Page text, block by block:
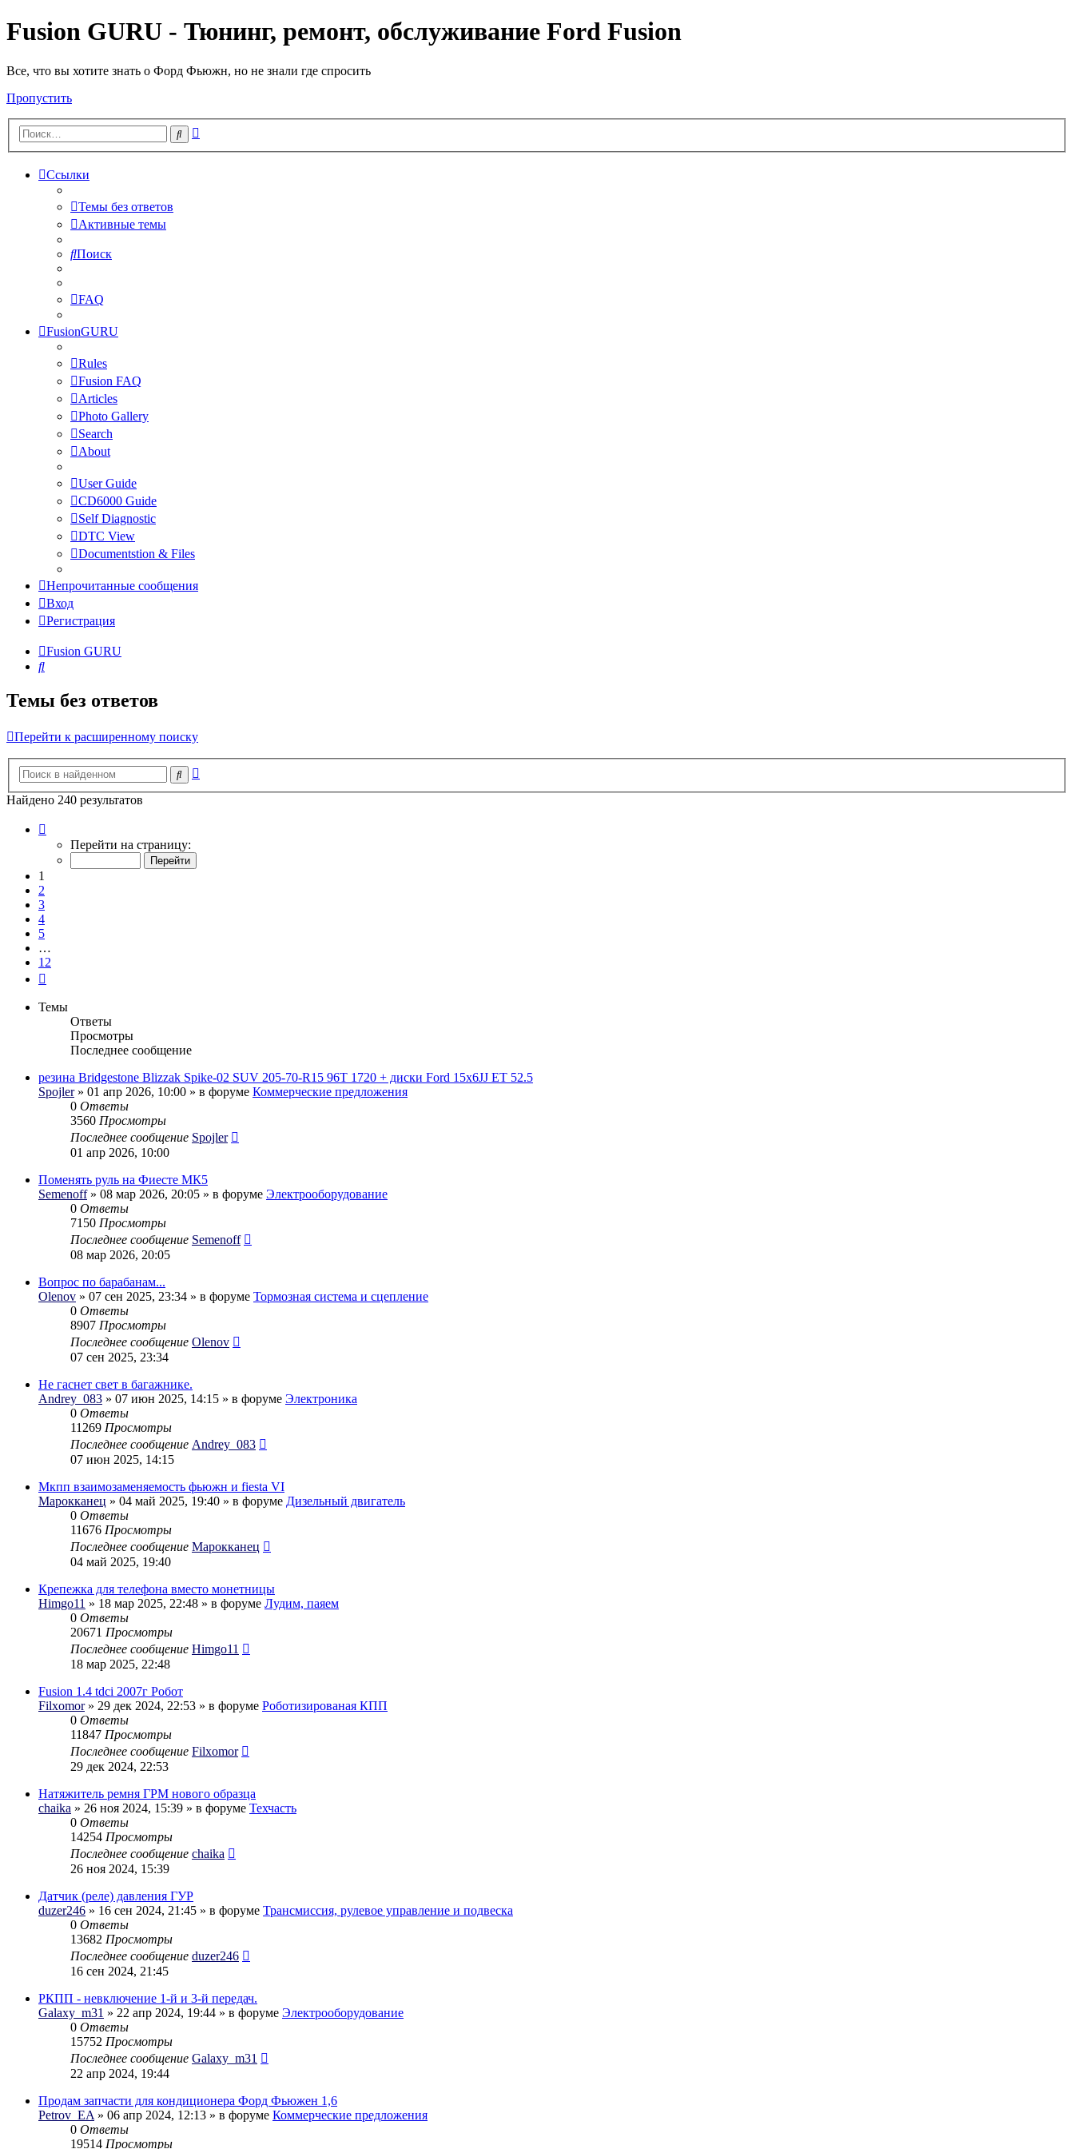
Fusion GURU - Тюнинг, ремонт, обслуживание Ford Fusion
Все, что вы хотите знать о Форд Фьюжн, но не знали где спросить
Пропустить
Поиск
Ссылки
Темы без ответов
Активные темы
Поиск
FAQ
FusionGURU
Rules
Fusion FAQ
Articles
Photo Gallery
Search
About
User Guide
CD6000 Guide
Self Diagnostic
DTC View
Documentstion & Files
Непрочитанные сообщения
Вход
Регистрация
Fusion GURU
Поиск
Темы без ответов
Перейти к расширенному поиску
Поиск
Найдено 240 результатов
Перейти на страницу:
1
2
3
4
5
…
12
Темы
Ответы
Просмотры
Последнее сообщение
резина Bridgestone Blizzak Spike-02 SUV 205-70-R15 96T 1720 + диски Ford 15x6JJ ET 52.5
Spojler» 01 апр 2026, 10:00 » в форуме Коммерческие предложения
0 Ответы
3560 Просмотры
Последнее сообщение Spojler
01 апр 2026, 10:00
Поменять руль на Фиесте МК5
Semenoff» 08 мар 2026, 20:05 » в форуме Электрооборудование
0 Ответы
7150 Просмотры
Последнее сообщение Semenoff
08 мар 2026, 20:05
Вопрос по барабанам...
Olenov » 07 сен 2025, 23:34 » в форуме Тормозная система и сцепление
0 Ответы
8907 Просмотры
Последнее сообщение Olenov
07 сен 2025, 23:34
Не гаснет свет в багажнике.
Andrey_083 » 07 июн 2025, 14:15 » в форуме Электроника
0 Ответы
11269 Просмотры
Последнее сообщение Andrey_083
07 июн 2025, 14:15
Мкпп взаимозаменяемость фьюжн и fiesta VI
Марокканец » 04 май 2025, 19:40 » в форуме Дизельный двигатель
0 Ответы
11676 Просмотры
Последнее сообщение Марокканец
04 май 2025, 19:40
Крепежка для телефона вместо монетницы
Himgo11 » 18 мар 2025, 22:48 » в форуме Лудим, паяем
0 Ответы
20671 Просмотры
Последнее сообщение Himgo11
18 мар 2025, 22:48
Fusion 1.4 tdci 2007г Робот
Filxomor» 29 дек 2024, 22:53 » в форуме Роботизированая КПП
0 Ответы
11847 Просмотры
Последнее сообщение Filxomor
29 дек 2024, 22:53
Натяжитель ремня ГРМ нового образца
chaika » 26 ноя 2024, 15:39 » в форуме Техчасть
0 Ответы
14254 Просмотры
Последнее сообщение chaika
26 ноя 2024, 15:39
Датчик (реле) давления ГУР
duzer246 » 16 сен 2024, 21:45 » в форуме Трансмиссия, рулевое управление и подвеска
0 Ответы
13682 Просмотры
Последнее сообщение duzer246
16 сен 2024, 21:45
РКПП - невключение 1-й и 3-й передач.
Galaxy_m31 » 22 апр 2024, 19:44 » в форуме Электрооборудование
0 Ответы
15752 Просмотры
Последнее сообщение Galaxy_m31
22 апр 2024, 19:44
Продам запчасти для кондиционера Форд Фьюжен 1,6
Petrov_EA » 06 апр 2024, 12:13 » в форуме Коммерческие предложения
0 Ответы
19514 Просмотры